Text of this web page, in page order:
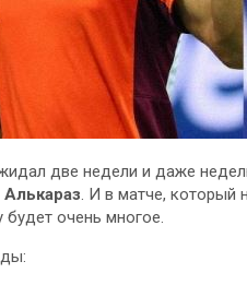
две недели и даже
. И в матче, который
будет очень многое.